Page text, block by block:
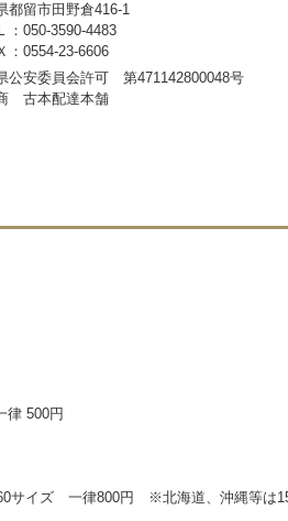
都留市田野倉416-1
：050-3590-4483
：0554-23-6606
公安委員会許可 第471142800048号
古本配達本舗
律 500円
サイズ 一律800円 ※北海道、沖縄等は